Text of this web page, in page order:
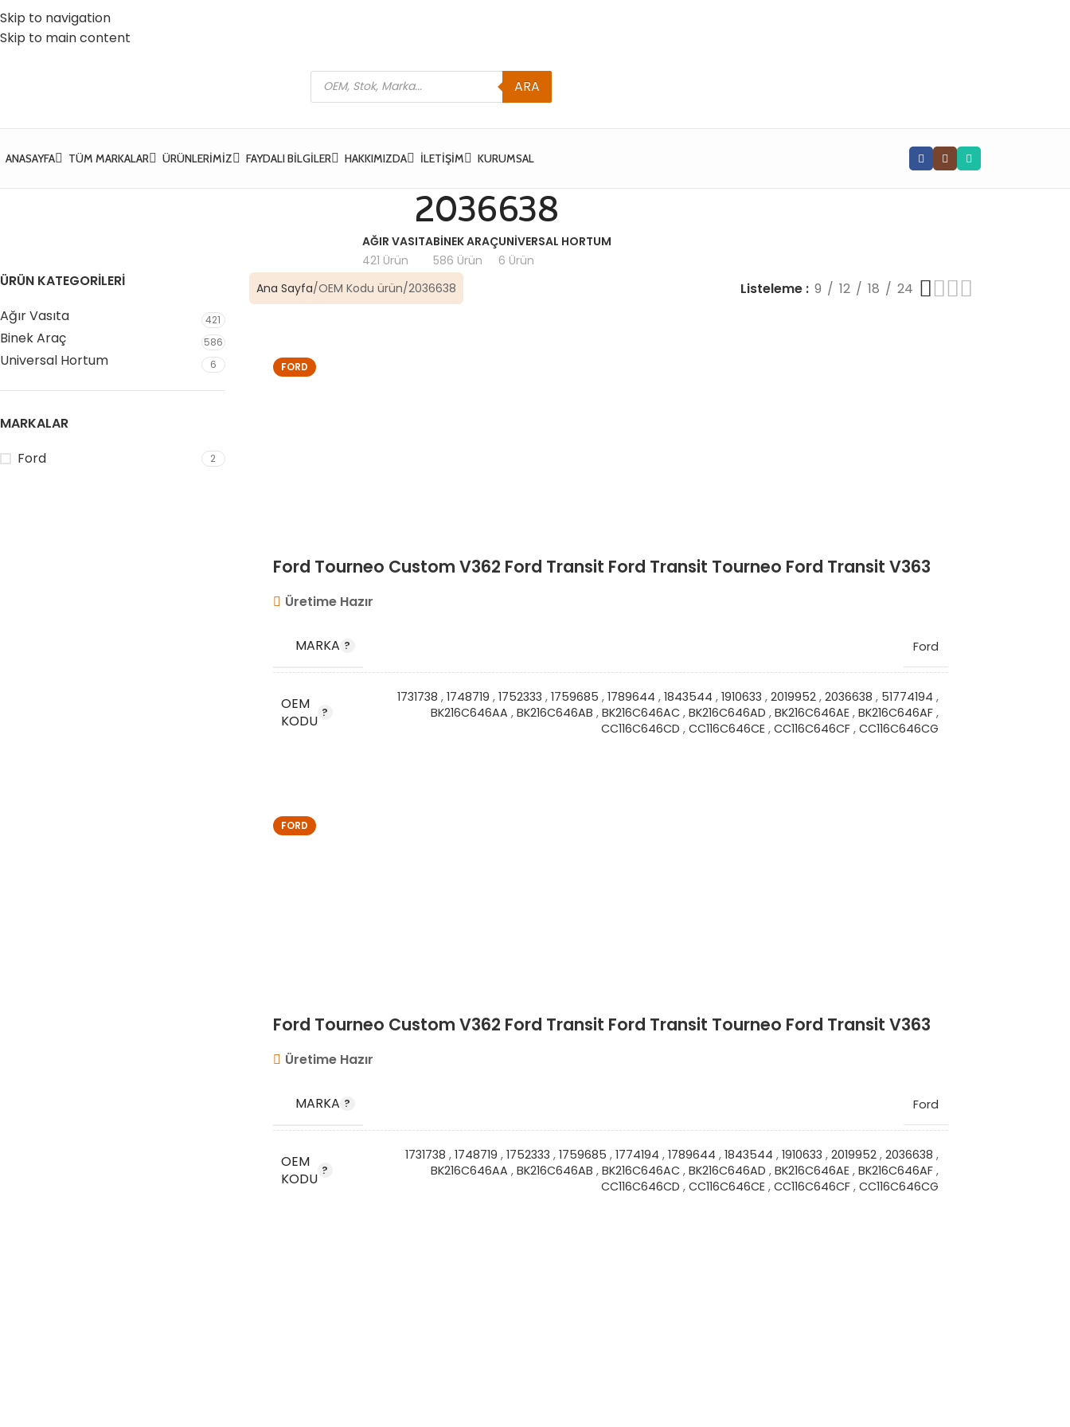
Skip to navigation
Skip to main content
Vatan Mh. Kızılcık Sk. No:37 Yıldırım / Bursa
ARA
ANASAYFA TÜM MARKALAR ÜRÜNLERIMIZ FAYDALI BILGILER HAKKIMIZDA İLETIŞIM KURUMSAL
2036638
AĞIR VASITA
421 Ürün
BINEK ARAÇ
586 Ürün
UNIVERSAL HORTUM
6 Ürün
ÜRÜN KATEGORİLERİ
Ağır Vasıta
421
Binek Araç 586
Universal Hortum 6
MARKALAR
Ford
2
Ana Sayfa OEM Kodu ürün 2036638 Listeleme 9 12 18 24
FORD
Ford Tourneo Custom V362 Ford Transit Ford Transit Tourneo Ford Transit V363
Üretime Hazır
MARKA Ford
OEM
KODU
1731738 , 1748719 , 1752333 , 1759685 , 1789644 , 1843544 , 1910633 , 2019952 , 2036638 , 51774194 ,
BK216C646AA , BK216C646AB , BK216C646AC , BK216C646AD , BK216C646AE , BK216C646AF ,
CC116C646CD , CC116C646CE , CC116C646CF , CC116C646CG
FORD
Ford Tourneo Custom V362 Ford Transit Ford Transit Tourneo Ford Transit V363
Üretime Hazır
MARKA Ford
OEM
KODU
1731738 , 1748719 , 1752333 , 1759685 , 1774194 , 1789644 , 1843544 , 1910633 , 2019952 , 2036638 ,
BK216C646AA , BK216C646AB , BK216C646AC , BK216C646AD , BK216C646AE , BK216C646AF ,
CC116C646CD , CC116C646CE , CC116C646CF , CC116C646CG